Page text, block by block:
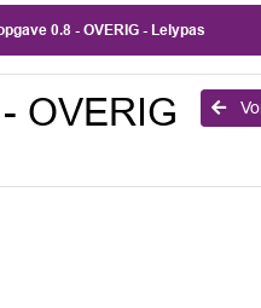
0.8 - OVERIG - Lelypas
OVERIG